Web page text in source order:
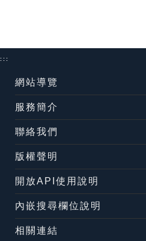
:::
網站導覽
服務簡介
聯絡我們
版權聲明
開放API使用說明
內嵌搜尋欄位說明
相關連結